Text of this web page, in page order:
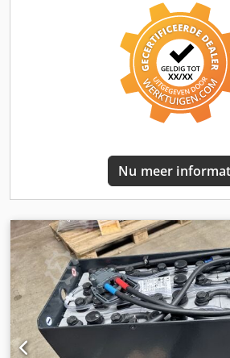
snelheid: 100 mm/400 mm/min, totale
installatieafmetingen X/Y/Z: ca. 19600
mm, besturing: PLC. Inclusief extra
verwarmingselementen,
Documentatie is aanwezig. Een
mogelijk. Cjdpjzidkvsfx Apdjrf
Nu meer